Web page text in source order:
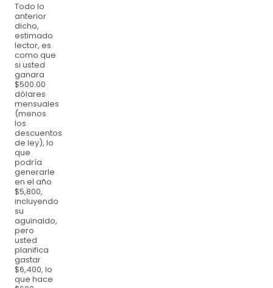
Todo lo
anterior
dicho,
estimado
lector, es
como que
si usted
ganara
$500.00
dólares
mensuales
(menos
los
descuentos
de ley), lo
que
podría
generarle
en el año
$5,800,
incluyendo
su
aguinaldo,
pero
usted
planifica
gastar
$6,400, lo
que hace